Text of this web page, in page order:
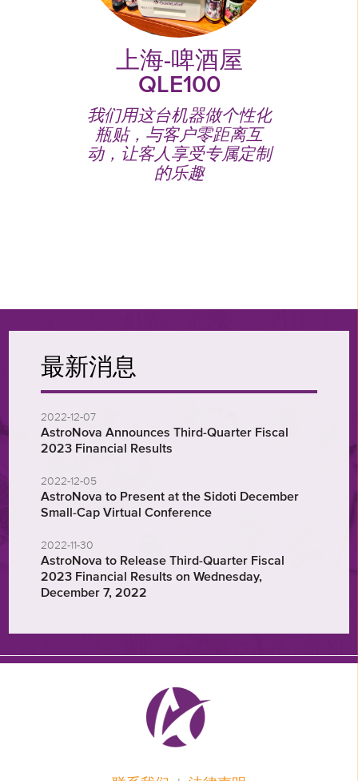
上海-啤酒屋
QLE100
我们用这台机器做个性化
瓶贴，与客户零距离互
动，让客人享受专属定制
的乐趣
最新消息
2022-12-07
AstroNova Announces Third-Quarter Fiscal
2023 Financial Results
2022-12-05
AstroNova to Present at the Sidoti December
Small-Cap Virtual Conference
2022-11-30
AstroNova to Release Third-Quarter Fiscal
2023 Financial Results on Wednesday,
December 7, 2022